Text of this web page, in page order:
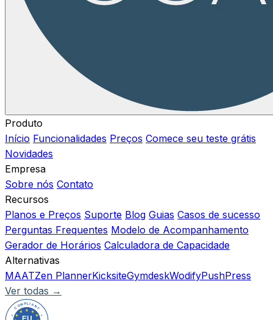
Produto
Início Funcionalidades Preços Comece seu teste grátis
Novidades
Empresa
Sobre nós Contato
Recursos
Planos e Preços Suporte Blog Guias Casos de sucesso
Perguntas Frequentes Modelo de Acompanhamento
Gerador de Horários Calculadora de Capacidade
Alternativas
MAATZen PlannerKicksiteGymdeskWodifyPushPress
Ver todas →